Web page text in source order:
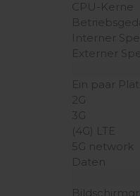
CPU-Kerne
Interner
Externer
Ein paar
2G
3G
(4G) LTE
5G network
Daten